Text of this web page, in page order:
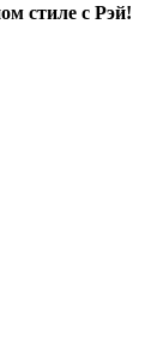
стиле с Рэй!